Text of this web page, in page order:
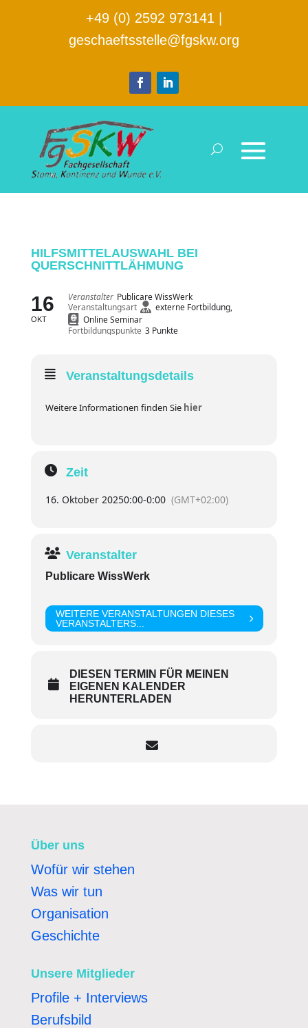
+49 (0) 2592 973141
geschaeftsstelle@fgskw.org
HILFSMITTELAUSWAHL BEI
QUERSCHNITTLÄHMUNG
16
OKT
Veranstalter Publicare WissWerk
Veranstaltungsart
externe Fortbildung,
Online Seminar
Fortbildungspunkte 3 Punkte
Veranstaltungsdetails
Weitere Informationen finden Sie hier
Zeit
16. Oktober 20250:00-0:00 (GMT+02:00)
Veranstalter
Publicare WissWerk
WEITERE VERANSTALTUNGEN DIESES
VERANSTALTERS...
DIESEN TERMIN FÜR MEINEN
EIGENEN KALENDER
HERUNTERLADEN
Über uns
Wofür wir stehen
Was wir tun
Organisation
Geschichte
Unsere Mitglieder
Profile + Interviews
Berufsbild